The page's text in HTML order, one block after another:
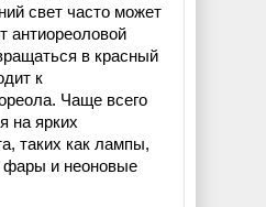
свет часто может
антиореоловой
в красный
к
Чаще всего
на ярких
таких как лампы,
и неоновые